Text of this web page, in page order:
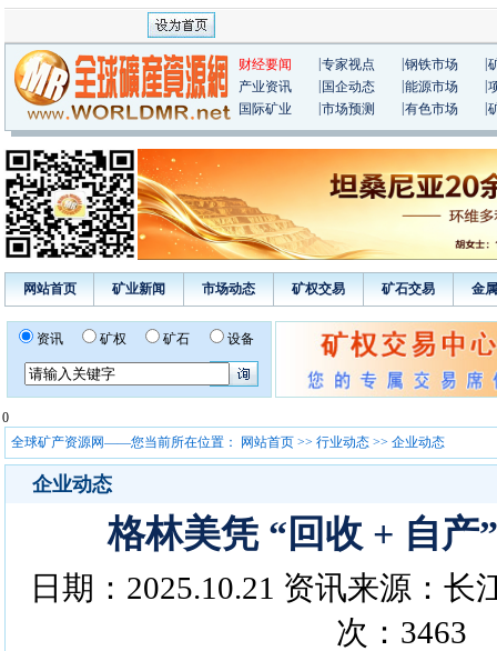
财经要闻 专家视点 钢铁市场
产业资讯
国企动态 能源市场
国际矿业
市场预测 有色市场
网站首页 矿业新闻 市场动态 矿权交易 矿石交易 金
资讯 矿权 矿石 设备
0
全球矿产资源网——您当前所在位置：
网站首页 >> 行业动态 >> 企业动态
企业动态
格林美凭 “回收 + 自产
日期：2025.10.21 资讯来源：长
次：3463